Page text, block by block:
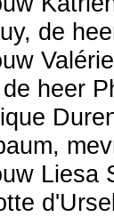
de
heer
Liesa